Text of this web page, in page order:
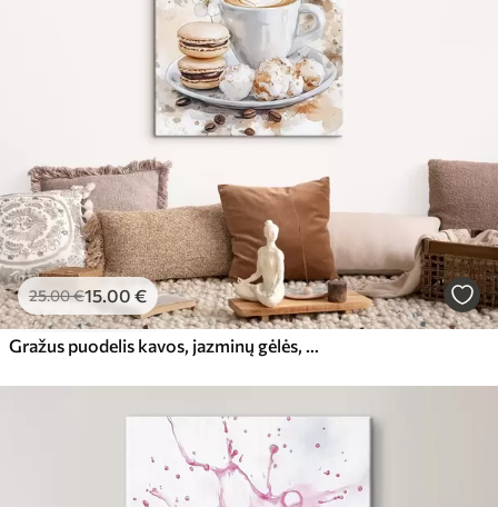
25.00€15.00 €
Gražus puodelis kavos, jazminų gėlės, makaronai, švelnios akvarelės spalvos